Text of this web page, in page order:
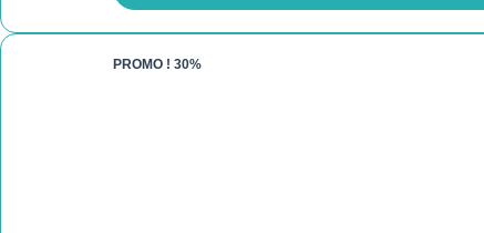
PROMO ! 30%